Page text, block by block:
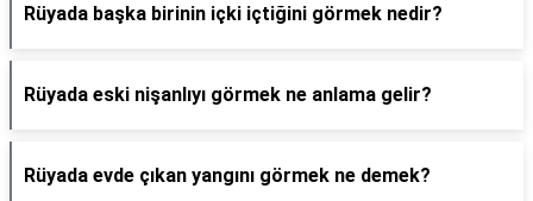
Rüyada başka birinin içki içtiğini görmek nedir?
Rüyada eski nişanlıyı görmek ne anlama gelir?
Rüyada evde çıkan yangını görmek ne demek?